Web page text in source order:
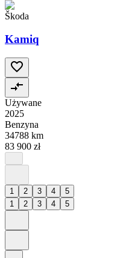
Škoda
Kamiq
Używane
2025
Benzyna
34788 km
83 900 zł
1 2 3 4
5
1
2 3 4 5